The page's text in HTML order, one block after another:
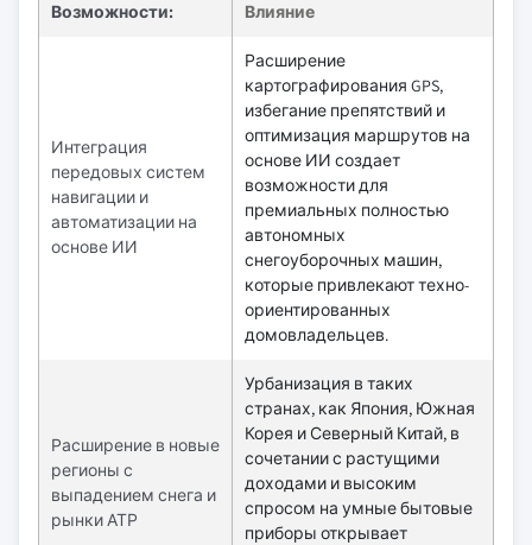
Возможности: Влияние
Интеграция
передовых систем
навигации и
автоматизации на
основе ИИ
Расширение
картографирования GPS,
избегание препятствий и
оптимизация маршрутов на
основе ИИ создает
возможности для
премиальных полностью
автономных
снегоуборочных машин,
которые привлекают техно-
ориентированных
домовладельцев.
Расширение в новые
регионы с
выпадением снега и
рынки АТР
Урбанизация в таких
странах, как Япония, Южная
Корея и Северный Китай, в
сочетании с растущими
доходами и высоким
спросом на умные бытовые
приборы открывает